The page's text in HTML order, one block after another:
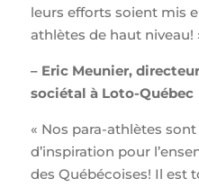
leurs efforts soient mis
athlètes de haut niveau!
– Eric Meunier,
sociétal à Loto-Québec
« Nos para-athlètes
d’inspiration pour
des Québécoises! Il est